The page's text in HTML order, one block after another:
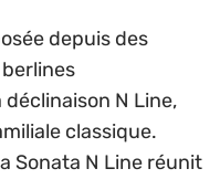
depuis des
N Line,
classique.
Sonata N Line réunit